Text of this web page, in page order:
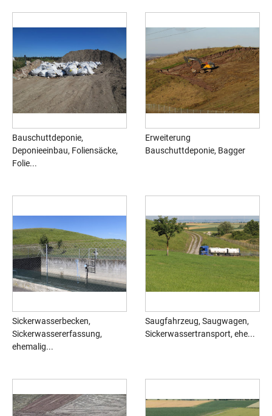
Bauschuttdeponie,
Deponieeinbau, Foliensäcke,
Folie...
Erweiterung
Bauschuttdeponie, Bagger
Sickerwasserbecken,
Sickerwassererfassung,
ehemalig...
Saugfahrzeug, Saugwagen,
Sickerwassertransport, ehe...